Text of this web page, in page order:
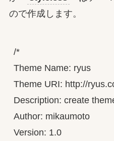
ので作成します。
/*
Theme Name: ryus
Theme URI: http://
Description: create
Author: mikaumoto
Version: 1.0